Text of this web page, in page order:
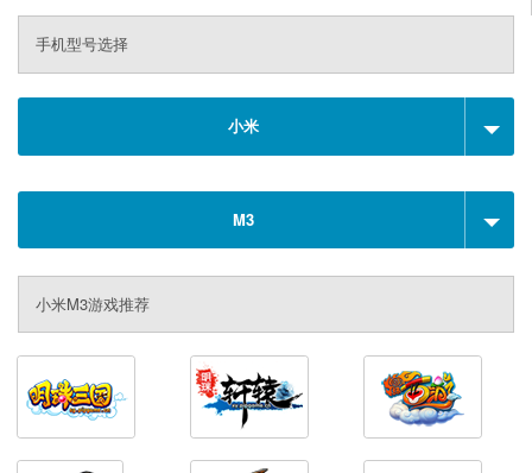
手机型号选择
小米
M3
小米M3游戏推荐